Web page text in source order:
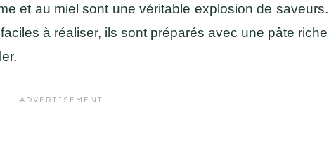
et au miel sont une véritable explosion de saveurs.
à réaliser, ils sont préparés avec une pâte riche